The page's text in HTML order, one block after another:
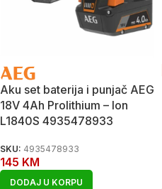
Aku set baterija i punjač AEG
18V 4Ah Prolithium – Ion
L1840S 4935478933
SKU: 4935478933
145 KM
DODAJ U KORPU